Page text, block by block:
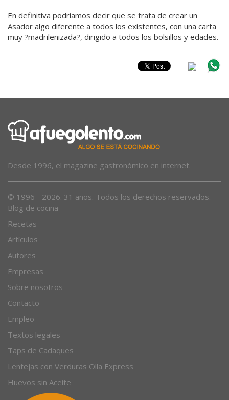
En definitiva podríamos decir que se trata de crear un
Asador algo diferente a todos los existentes, con una carta
muy ?madrileñizada?, dirigido a todos los bolsillos y edades.
Desde 1996, el magazine gastronómico en internet.
© 1996 - 2026. 31 años. Todos los derechos reservados.
Blog de cocina
Recetas
Artículos
Autores
Empresas
Sobre nosotros
Contacto
Empleo
Textos legales
Taps de Cadaques
Lentejas con Verduras Olla Express
Huevos sin Aceite